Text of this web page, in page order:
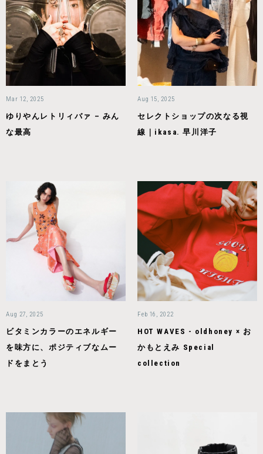
Mar 12, 2025
ゆりやんレトリィバァ – みん
な最高
Aug 15, 2025
セレクトショップの次なる視
線｜ikasa. 早川洋子
Aug 27, 2025
ビタミンカラーのエネルギー
を味方に、ポジティブなムー
ドをまとう
Feb 16, 2022
HOT WAVES - oldhoney × お
かもとえみ Special
collection